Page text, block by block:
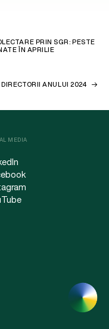
PRIN SGR: PESTE
ÎN APRILIE
ANULUI 2024
MEDIA